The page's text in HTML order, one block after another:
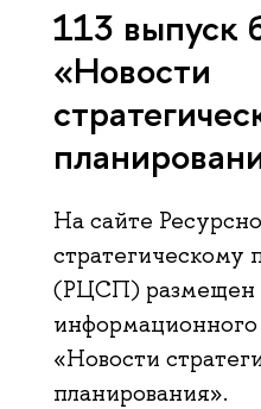
113 выпуск
«Новости
На сайте
стратегическому
(РЦСП) размещен
«Новости
планирования».